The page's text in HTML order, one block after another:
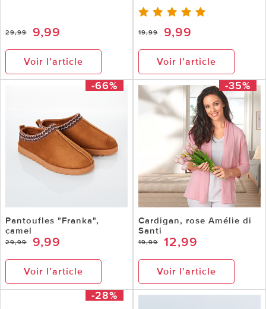
29,99 9,99
Voir l’article
19,99 9,99
Voir l’article
-66%
Pantoufles "Franka",
camel
29,99 9,99
Voir l’article
-35%
Cardigan, rose Amélie di
Santi
19,99 12,99
Voir l’article
-28%